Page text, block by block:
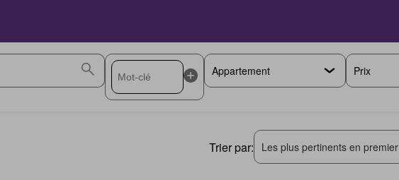
Prix
Trier par: Les plus pertinents en premier